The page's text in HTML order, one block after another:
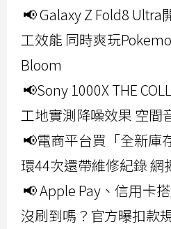
📢 Galaxy Z Fold8
工效能 同時爽玩
Bloom
📢Sony 1000X THE
工地實測降噪效果 空間
📢電商平台買「全新庫
環44次還帶維修紀錄 網
📢 Apple Pay、信用卡
沒刷到嗎？官方曝扣款